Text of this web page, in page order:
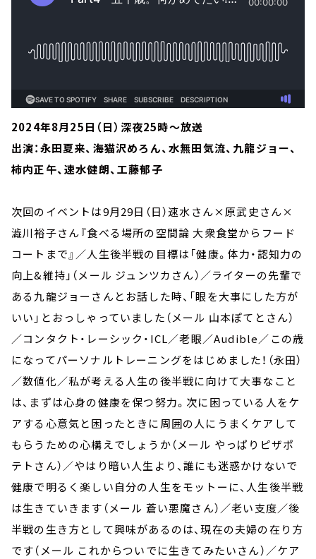
2024年8月25日（日）深夜25時～放送
出演：永田夏来、海猫沢めろん、水無田気流、九龍ジョー、
柿内正午、速水健朗、工藤郁子
次回のイベントは9月29日（日）速水さん×原武史さん×
澁川裕子さん『食べる場所の空間論 大衆食堂からフード
コートまで』／人生後半戦の目標は「健康。体力・認知力の
向上&維持」（メール ジュンツカさん）／ライターの先輩で
ある九龍ジョーさんとお話した時、「眼を大事にした方が
いい」とおっしゃっていました（メール 山本ぽてとさん）
／コンタクト・レーシック・ICL／老眼／Audible／この歳
になってパーソナルトレーニングをはじめました！（永田）
／数値化／私が考える人生の後半戦に向けて大事なこと
は、まずは心身の健康を保つ努力。次に困っている人をケ
アする心意気と困ったときに周囲の人にうまくケアして
もらうための心構えでしょうか（メール やっぱりピザポ
テトさん）／やはり暗い人生より、誰にも迷惑かけないで
健康で明るく楽しい自分の人生をモットーに、人生後半戦
は生きていきます（メール 蒼い悪魔さん）／老い支度／後
半戦の生き方として興味があるのは、現在の夫婦の在り方
です（メール これからついでに生きてみたいさん）／ケア